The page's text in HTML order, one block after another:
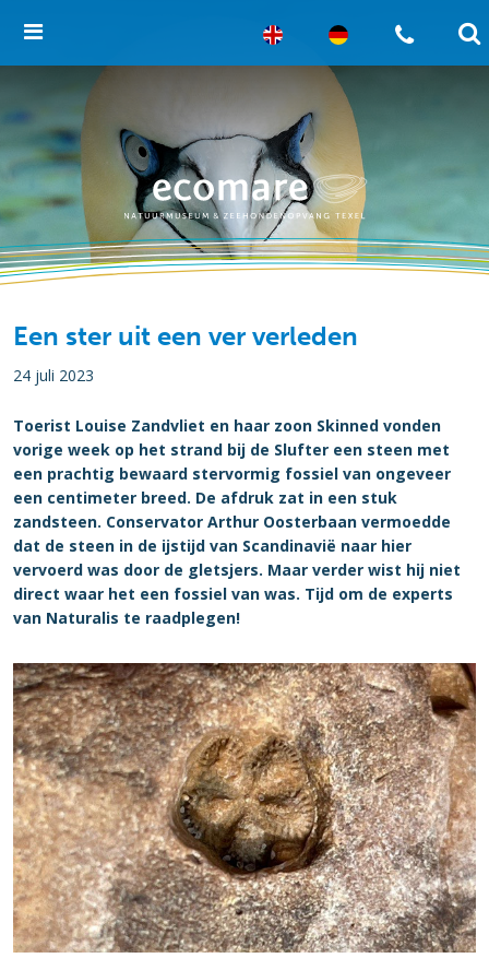
Een ster uit een ver verleden
24 juli 2023
Toerist Louise Zandvliet en haar zoon Skinned vonden
vorige week op het strand bij de Slufter een steen met
een prachtig bewaard stervormig fossiel van ongeveer
een centimeter breed. De afdruk zat in een stuk
zandsteen. Conservator Arthur Oosterbaan vermoedde
dat de steen in de ijstijd van Scandinavië naar hier
vervoerd was door de gletsjers. Maar verder wist hij niet
direct waar het een fossiel van was. Tijd om de experts
van Naturalis te raadplegen!